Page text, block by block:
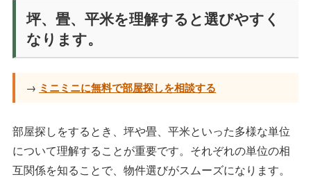
坪、畳、平米を理解すると選びやすく
なります。
→ ミニミニに無料で部屋探しを相談する
部屋探しをするとき、坪や畳、平米といった多様な単位
について理解することが重要です。それぞれの単位の相
互関係を知ることで、物件選びがスムーズになります。